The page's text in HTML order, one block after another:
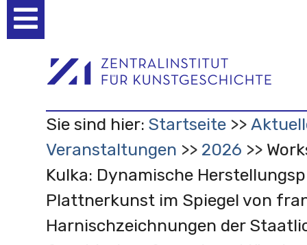
Werkzeuge
Sie sind hier: Startseite
Veranstaltungen
2026
Kulka: Dynamische
Plattnerkunst im Spiegel von
Harnischzeichnungen der